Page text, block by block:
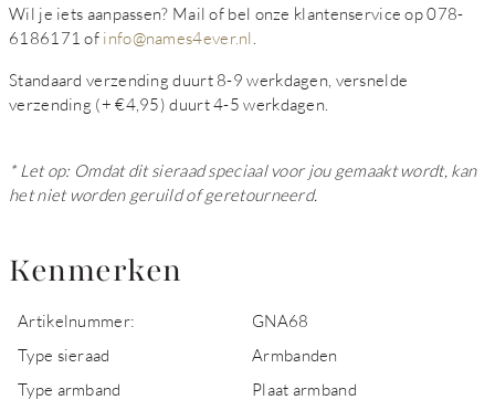
Wil je iets aanpassen? Mail of bel onze klantenservice op 078-
6186171 of info@names4ever.nl
Standaard verzending duurt 8-9 werkdagen, versnelde
verzending (+ €4,95) duurt 4-5 werkdagen.
* Let op: Omdat dit sieraad speciaal voor jou gemaakt wordt, kan
het niet worden geruild of geretourneerd.
Kenmerken
Artikelnummer:
GNA68
Type sieraad
Armbanden
Type armband
Plaat armband